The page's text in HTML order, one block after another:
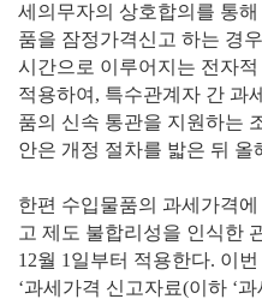
세의무자의 상호합의를 통
품을 잠정가격신고 하는 경
시간으로 이루어지는 전자
적용하여, 특수관계자 간 과
품의 신속 통관을 지원하는
안은 개정 절차를 밟은 뒤
한편 수입물품의 과세가격
고 제도 불합리성을 인식한
12월 1일부터 적용한다. 이
‘과세가격 신고자료(이하 ‘